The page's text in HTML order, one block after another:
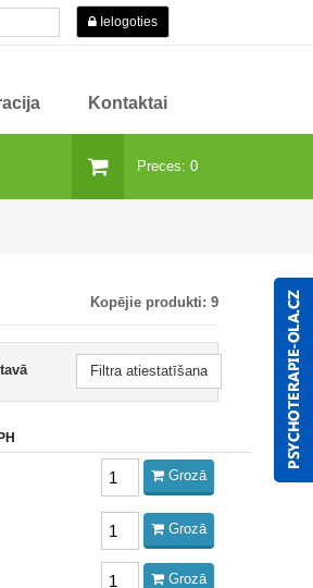
Ielogoties
Kontaktai
Preces: 0
Kopējie produkti: 9
Filtra atiestatīšana
Grozā
Grozā
Grozā